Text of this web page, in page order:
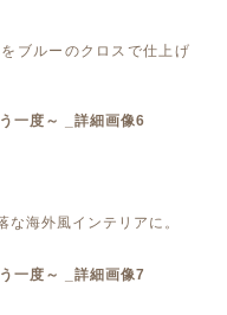
ブルーのクロスで仕上げ
海外風インテリアに。